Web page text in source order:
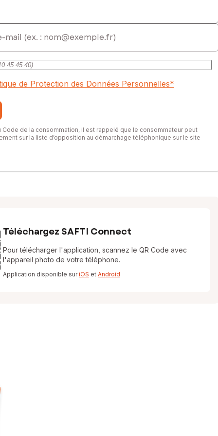
de Protection des Données Personnelles*
Code de la consommation, il est rappelé que le consommateur peut
sur la liste d’opposition au démarchage téléphonique sur le site
Téléchargez SAFTI Connect
Pour télécharger l'application, scannez le QR Code avec
l'appareil photo de votre téléphone.
Application disponible suriOS et Android